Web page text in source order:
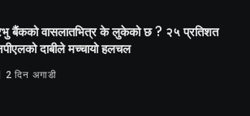
बैंकको वासलातभित्र के लुकेको छ ? २५ प्रतिशत
दाबीले मच्चायो हलचल
2 दिन अगाडी